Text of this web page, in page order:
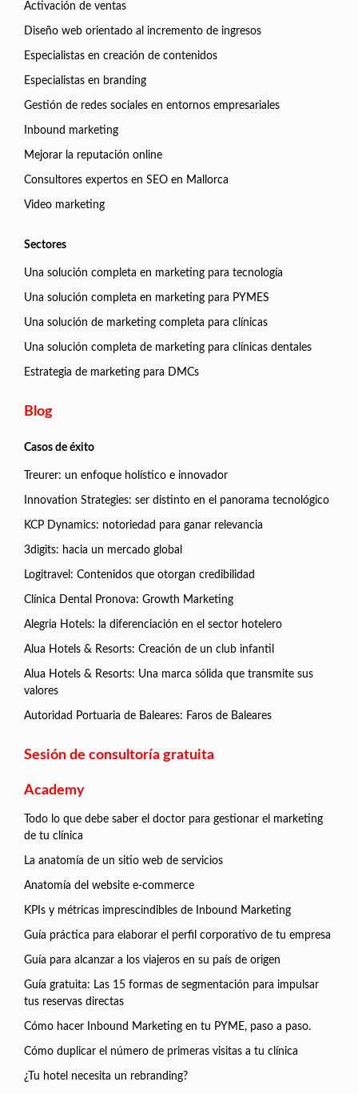
Activación de ventas
Diseño web orientado al incremento de ingresos
Especialistas en creación de contenidos
Especialistas en branding
Gestión de redes sociales en entornos empresariales
Inbound marketing
Mejorar la reputación online
Consultores expertos en SEO en Mallorca
Video marketing
Sectores
Una solución completa en marketing para tecnología
Una solución completa en marketing para PYMES
Una solución de marketing completa para clínicas
Una solución completa de marketing para clínicas dentales
Estrategia de marketing para DMCs
Blog
Casos de éxito
Treurer: un enfoque holístico e innovador
Innovation Strategies: ser distinto en el panorama tecnológico
KCP Dynamics: notoriedad para ganar relevancia
3digits: hacia un mercado global
Logitravel: Contenidos que otorgan credibilidad
Clínica Dental Pronova: Growth Marketing
Alegria Hotels: la diferenciación en el sector hotelero
Alua Hotels & Resorts: Creación de un club infantil
Alua Hotels & Resorts: Una marca sólida que transmite sus
valores
Autoridad Portuaria de Baleares: Faros de Baleares
Sesión de consultoría gratuita
Academy
Todo lo que debe saber el doctor para gestionar el marketing
de tu clínica
La anatomía de un sitio web de servicios
Anatomía del website e-commerce
KPIs y métricas imprescindibles de Inbound Marketing
Guía práctica para elaborar el perfil corporativo de tu empresa
Guía para alcanzar a los viajeros en su país de origen
Guía gratuita: Las 15 formas de segmentación para impulsar
tus reservas directas
Cómo hacer Inbound Marketing en tu PYME, paso a paso.
Cómo duplicar el número de primeras visitas a tu clínica
¿Tu hotel necesita un rebranding?